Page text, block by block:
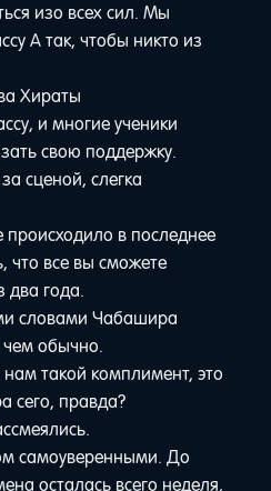
изо всех сил. Мы
A так, чтобы никто из
Хираты
и многие ученики
свою поддержку.
сценой, слегка
в последнее
что все вы сможете
два года.
словами Чабашира
чем обычно.
такой комплимент, это
сего, правда?
самоуверенными. До
осталась всего неделя,